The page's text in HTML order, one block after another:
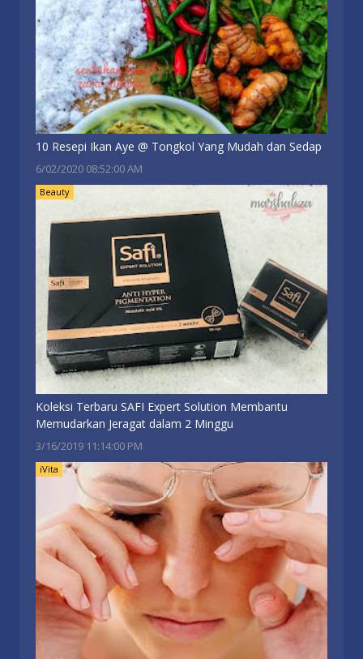
10 Resepi Ikan Aye @ Tongkol Yang Mudah dan Sedap
6/02/2020 08:52:00 AM
Beauty
Koleksi Terbaru SAFI Expert Solution Membantu
Memudarkan Jeragat dalam 2 Minggu
3/16/2019 11:14:00 PM
iVita